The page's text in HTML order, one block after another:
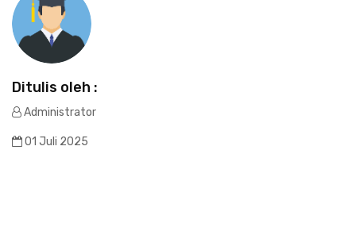
Ditulis oleh :
Administrator
01 Juli 2025